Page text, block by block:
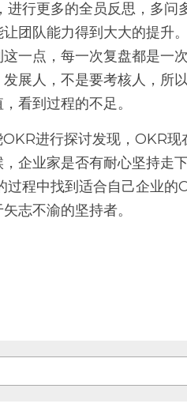
行更多的全员反思，多问
团队能力得到大大的提升
一点，每一次复盘都是一
展人，不是要考核人，所
看到过程的不足。
企业家是否有耐心坚持走
过程中找到适合自己企业
志不渝的坚持者。